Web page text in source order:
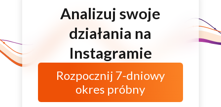
Analizuj swoje
działania na
Instagramie
Rozpocznij 7-dniowy
okres próbny